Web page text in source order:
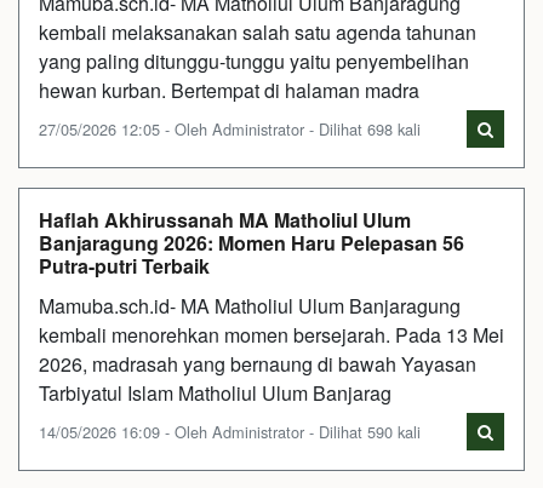
kembali melaksanakan salah satu agenda tahunan
yang paling ditunggu-tunggu yaitu penyembelihan
hewan kurban. Bertempat di halaman madra
27/05/2026 12:05 - Oleh Administrator - Dilihat 698 kali
Haflah Akhirussanah MA Matholiul Ulum
Banjaragung 2026: Momen Haru Pelepasan 56
Putra-putri Terbaik
Mamuba.sch.id- MA Matholiul Ulum Banjaragung
kembali menorehkan momen bersejarah. Pada 13 Mei
2026, madrasah yang bernaung di bawah Yayasan
Tarbiyatul Islam Matholiul Ulum Banjarag
14/05/2026 16:09 - Oleh Administrator - Dilihat 590 kali